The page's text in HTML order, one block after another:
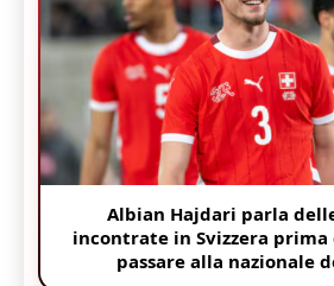
Albian Hajdari parla
incontrate in Svizzera
passare alla nazionale